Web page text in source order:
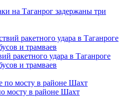
на Таганрог задержаны три
ракетного удара в Таганроге
и трамваев
мосту в районе Шахт